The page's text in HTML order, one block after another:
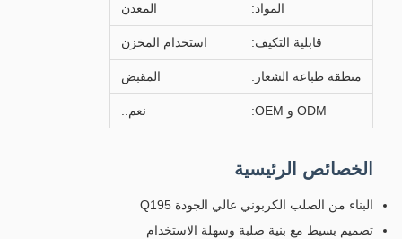
المواد: المعدن
قابلية التكيف: استخدام المخزن
منطقة طباعة الشعار: المقبض
ODM و OEM: نعم..
الخصائص الرئيسية
البناء من الصلب الكربوني عالي الجودة Q195
تصميم بسيط مع بنية صلبة وسهلة الاستخدام